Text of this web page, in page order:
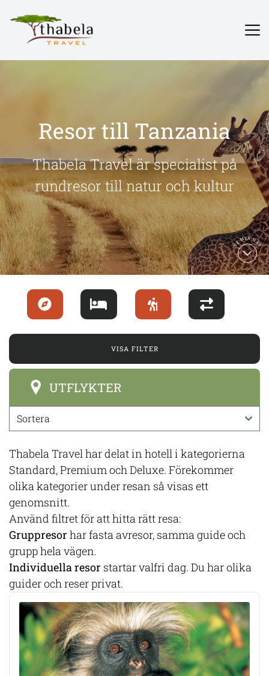
SE MER HÄR
Resor till Tanzania
Thabela Travel är specialist på
rundresor till natur och kultur
VISA FILTER
UTFLYKTER
Thabela Travel har delat in hotell i kategorierna
Standard, Premium och Deluxe. Förekommer
olika kategorier under resan så visas ett
genomsnitt.
Använd filtret för att hitta rätt resa:
Gruppresor har fasta avresor, samma guide och
grupp hela vägen.
Individuella resor startar valfri dag. Du har olika
guider och reser privat.